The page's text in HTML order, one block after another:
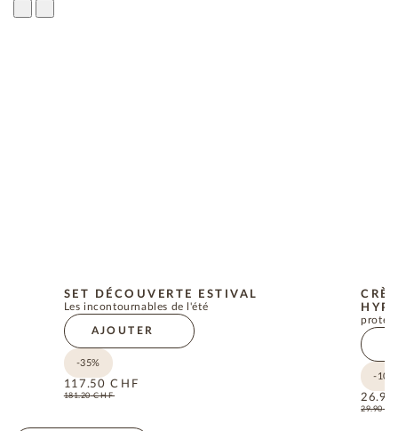
SET DÉCOUVERTE ESTIVAL
Les incontournables de l'été
AJOUTER
-35%
117.50 CHF
181.20CHF
-10%
26.90
29.90